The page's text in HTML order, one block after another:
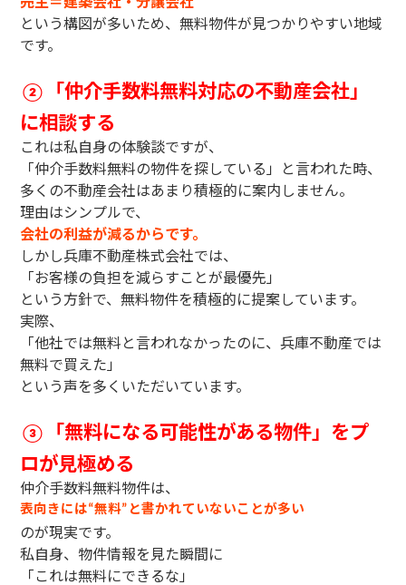
という構図が多いため、無料物件が見つかりやすい地域
です。
②
「仲介手数料無料対応の不動産会社」
に相談する
これは私自身の体験談ですが、
「仲介手数料無料の物件を探している」と言われた時、
多くの不動産会社はあまり積極的に案内しません。
理由はシンプルで、
会社の利益が減るからです。
しかし兵庫不動産株式会社では、
「お客様の負担を減らすことが最優先」
という方針で、無料物件を積極的に提案しています。
実際、
「他社では無料と言われなかったのに、兵庫不動産では
無料で買えた」
という声を多くいただいています。
③
「無料になる可能性がある物件」をプ
ロが見極める
仲介手数料無料物件は、
表向きには“無料” と書かれていないことが多い
のが現実です。
私自身、物件情報を見た瞬間に
「これは無料にできるな」